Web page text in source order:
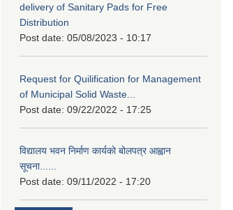
delivery of Sanitary Pads for Free
Distribution
Post date: 05/08/2023 - 10:17
Request for Quilification for Management
of Municipal Solid Waste...
Post date: 09/22/2022 - 17:25
विद्यालय भवन निर्माण कार्यको बोलपत्र आह्वान
सूचना......
Post date: 09/11/2022 - 17:20